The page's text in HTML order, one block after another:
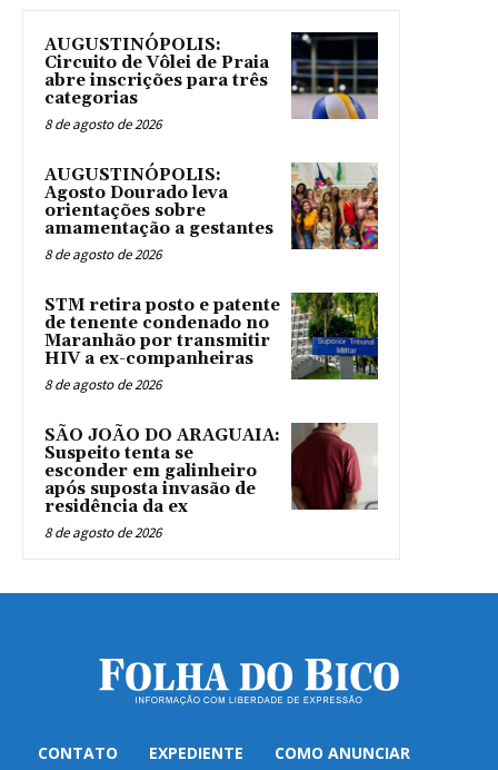
AUGUSTINÓPOLIS:
Circuito de Vôlei de Praia
abre inscrições para três
categorias
8 de agosto de 2026
AUGUSTINÓPOLIS:
Agosto Dourado leva
orientações sobre
amamentação a gestantes
8 de agosto de 2026
STM retira posto e patente
de tenente condenado no
Maranhão por transmitir
HIV a ex-companheiras
8 de agosto de 2026
SÃO JOÃO DO ARAGUAIA:
Suspeito tenta se
esconder em galinheiro
após suposta invasão de
residência da ex
8 de agosto de 2026
CONTATO EXPEDIENTE COMO ANUNCIAR